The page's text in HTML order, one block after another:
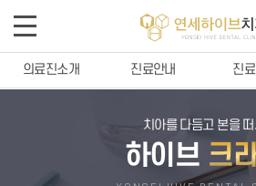
의료진소개 진료안내 진
치아를 다듬고 본을 떠
하이브 크